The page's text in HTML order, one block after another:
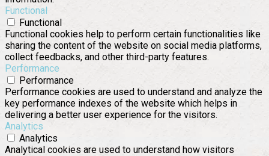
Functional
Functional
Functional cookies help to perform certain functionalities like
sharing the content of the website on social media platforms,
collect feedbacks, and other third-party features.
Performance
Performance
Performance cookies are used to understand and analyze the
key performance indexes of the website which helps in
delivering a better user experience for the visitors.
Analytics
Analytics
Analytical cookies are used to understand how visitors